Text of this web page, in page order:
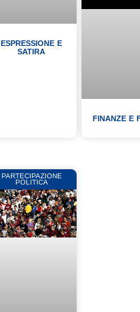
ESPRESSIONE E
SATIRA
FINANZE E
PARTECIPAZIONE
POLITICA